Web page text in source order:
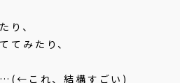
り、
てみたり、
…(←これ、結構すごい)